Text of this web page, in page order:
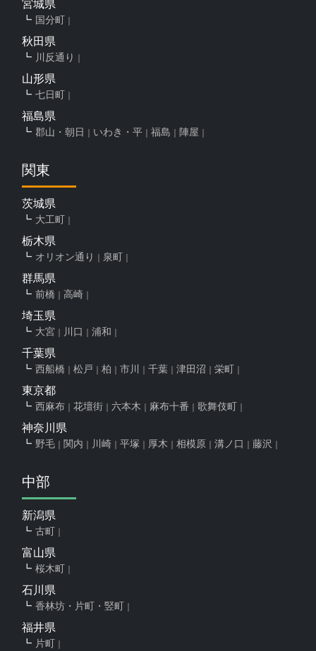
宮城県
国分町
秋田県
川反通り
山形県
七日町
福島県
郡山・朝日 いわき・平 福島 陣屋
関東
茨城県
大工町
栃木県
オリオン通り 泉町
群馬県
前橋 高崎
埼玉県
大宮 川口 浦和
千葉県
西船橋 松戸 柏 市川 千葉 津田沼 栄町
東京都
西麻布 花壇街 六本木 麻布十番 歌舞伎町
神奈川県
野毛 関内 川崎 平塚 厚木 相模原 溝ノ口 藤沢
中部
新潟県
古町
富山県
桜木町
石川県
香林坊・片町・竪町
福井県
片町